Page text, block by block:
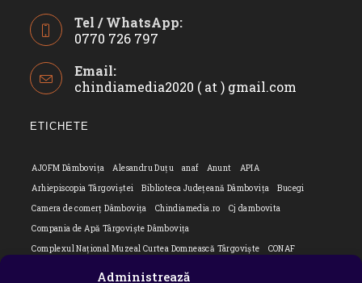
Administrează
Tel / WhatsApp:
0770 726 797
in
your
Email:
chindiamedia2020 ( at ) gmail.com
ETICHETE
AJOFM Dâmbovița Alesandru Duțu anaf Anunt
APIA
Arhiepiscopia Târgoviștei
Biblioteca Județeană Dâmbovița
Bucegi
Camera de comerț Dâmbovița
Chindiamedia.ro
Cj dambovita
Compania de Apă Târgoviște Dâmbovița
Complexul Național Muzeal Curtea Domnească Târgoviște
CONAF